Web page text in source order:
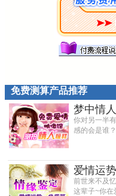
免费测算产品推荐
梦中情
你对另一半
感的会是谁
爱情运
前世来不及
这辈子~你在